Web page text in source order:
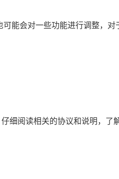
能会对一些功能进行调整，
细阅读相关的协议和说明，